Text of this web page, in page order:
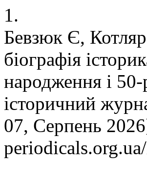
1.
Бевзюк Є,
біографія
народження і 50-
історичний
07, Серпень